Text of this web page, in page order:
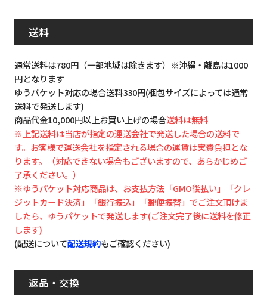
送料
通常送料は780円（一部地域は除きます）※沖縄・離島は1000
円となります
ゆうパケット対応の場合送料330円(梱包サイズによっては通常
送料で発送します)
商品代金10,000円以上お買い上げの場合送料は無料
※上記送料は当店が指定の運送会社で発送した場合の送料で
す。お客様で運送会社を指定される場合の運賃は実費負担とな
ります。（対応できない場合もございますので、あらかじめご
了承ください。）
※ゆうパケット対応商品は、お支払方法「GMO後払い」「クレ
ジットカード決済」「銀行振込」「郵便振替」でご注文頂けま
したら、ゆうパケットで発送します(ご注文完了後に送料を修正
します)
(配送について配送規約もご確認ください)
返品・交換